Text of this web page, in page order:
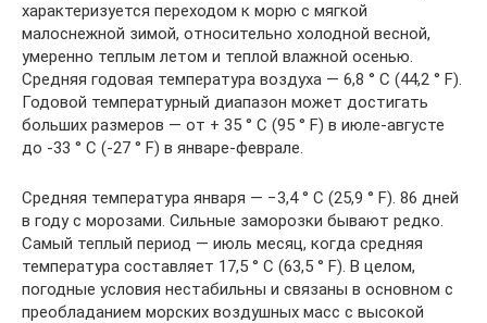
характеризуется переходом к морю с мягкой
малоснежной зимой, относительно холодной весной,
умеренно теплым летом и теплой влажной осенью.
Средняя годовая температура воздуха — 6,8 ° C (44,2 ° F).
Годовой температурный диапазон может достигать
больших размеров — от + 35 ° C (95 ° F) в июле-августе
до -33 ° C (-27 ° F) в январе-феврале.
Средняя температура января — −3,4 ° C (25,9 ° F). 86 дней
в году с морозами. Сильные заморозки бывают редко.
Самый теплый период — июль месяц, когда средняя
температура составляет 17,5 ° C (63,5 ° F). В целом,
погодные условия нестабильны и связаны в основном с
преобладанием морских воздушных масс с высокой